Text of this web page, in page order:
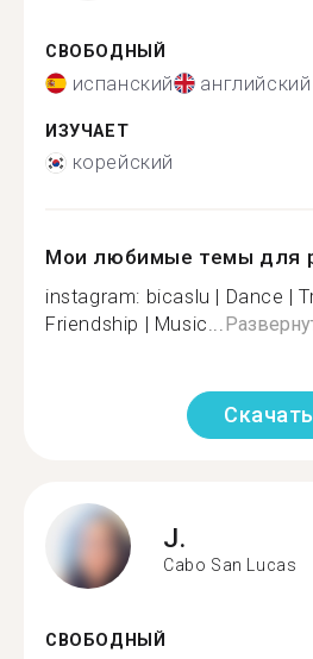
СВОБОДНЫЙ
испанский английский
ИЗУЧАЕТ
корейский
Мои любимые темы для
instagram: bicaslu | Dance |
Friendship | Music...
J.
Cabo San Lucas
СВОБОДНЫЙ